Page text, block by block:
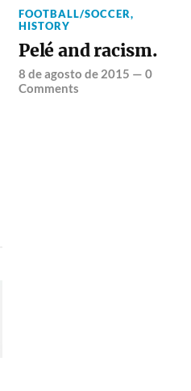
FOOTBALL/SOCCER,
HISTORY
Pelé and racism.
8 de agosto de 2015 —0
Comments